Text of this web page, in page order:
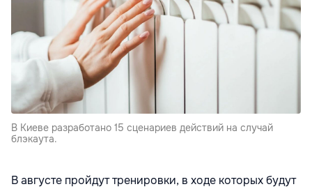
В Киеве разработано 15 сценариев действий на случай
блэкаута.
В августе пройдут тренировки, в ходе которых будут